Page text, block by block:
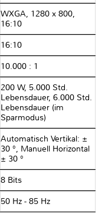
WXGA, 1280 x 800,
16:10
16:10
10.000 : 1
200 W, 5.000 Std.
Lebensdauer, 6.000 Std.
Lebensdauer (im
Sparmodus)
Automatisch Vertikal: ±
30 °, Manuell Horizontal
± 30 °
8 Bits
50 Hz - 85 Hz